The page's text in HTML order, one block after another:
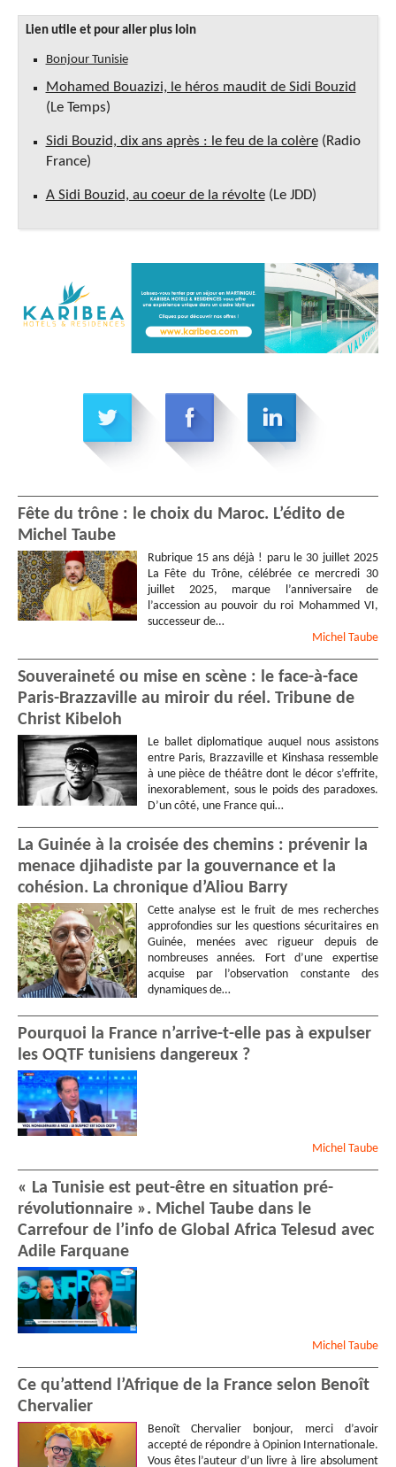
Lien utile et pour aller plus loin
Bonjour Tunisie
Mohamed Bouazizi, le héros maudit de Sidi Bouzid
(Le Temps)
Sidi Bouzid, dix ans après : le feu de la colère(Radio
France)
A Sidi Bouzid, au coeur de la révolte(Le JDD)
Fête du trône : le choix du Maroc. L’édito de
Michel Taube
Rubrique 15 ans déjà ! paru le 30 juillet 2025
La Fête du Trône, célébrée ce mercredi 30
juillet 2025, marque l’anniversaire de
l’accession au pouvoir du roi Mohammed VI,
successeur de…
Michel Taube
Souveraineté ou mise en scène : le face-à-face
Paris-Brazzaville au miroir du réel. Tribune de
Christ Kibeloh
Le ballet diplomatique auquel nous assistons
entre Paris, Brazzaville et Kinshasa ressemble
à une pièce de théâtre dont le décor s’effrite,
inexorablement, sous le poids des paradoxes.
D’un côté, une France qui…
La Guinée à la croisée des chemins : prévenir la
menace djihadiste par la gouvernance et la
cohésion. La chronique d’Aliou Barry
Cette analyse est le fruit de mes recherches
approfondies sur les questions sécuritaires en
Guinée, menées avec rigueur depuis de
nombreuses années. Fort d’une expertise
acquise par l’observation constante des
dynamiques de…
Pourquoi la France n’arrive-t-elle pas à expulser
les OQTF tunisiens dangereux ?
Michel Taube
« La Tunisie est peut-être en situation pré-
révolutionnaire ». Michel Taube dans le
Carrefour de l’info de Global Africa Telesud avec
Adile Farquane
Michel Taube
Ce qu’attend l’Afrique de la France selon Benoît
Chervalier
Benoît Chervalier bonjour, merci d’avoir
accepté de répondre à Opinion Internationale.
Vous êtes l’auteur d’un livre à lire absolument